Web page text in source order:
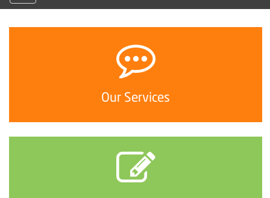
Our Services